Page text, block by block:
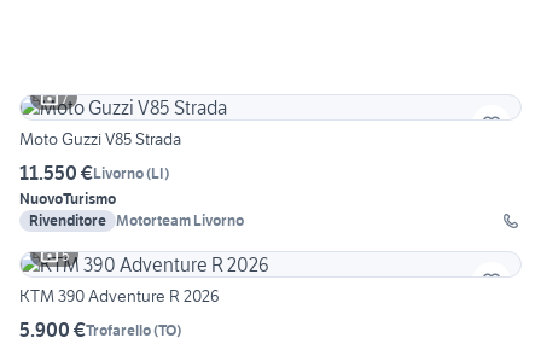
7
Moto Guzzi V85 Strada
11.550 €Livorno(LI)
NuovoTurismo
Rivenditore Motorteam Livorno
5
KTM 390 Adventure R 2026
5.900 €Trofarello(TO)